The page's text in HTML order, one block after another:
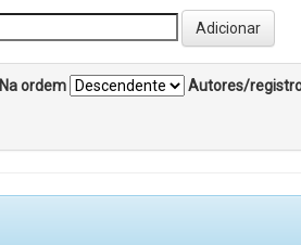
Na ordem Autores/